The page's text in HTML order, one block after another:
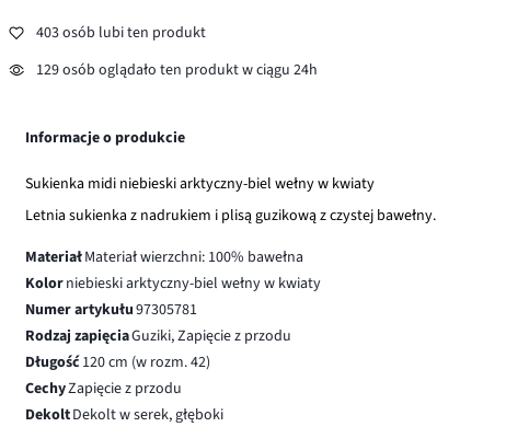
403 osób lubi ten produkt
129 osób oglądało ten produkt w ciągu 24h
Informacje o produkcie
Sukienka midi niebieski arktyczny-biel wełny w kwiaty
Letnia sukienka z nadrukiem i plisą guzikową z czystej bawełny.
MateriałMateriał wierzchni: 100% bawełna
Kolorniebieski arktyczny-biel wełny w kwiaty
Numer artykułu97305781
Rodzaj zapięciaGuziki, Zapięcie z przodu
Długość120 cm (w rozm. 42)
CechyZapięcie z przodu
DekoltDekolt w serek, głęboki